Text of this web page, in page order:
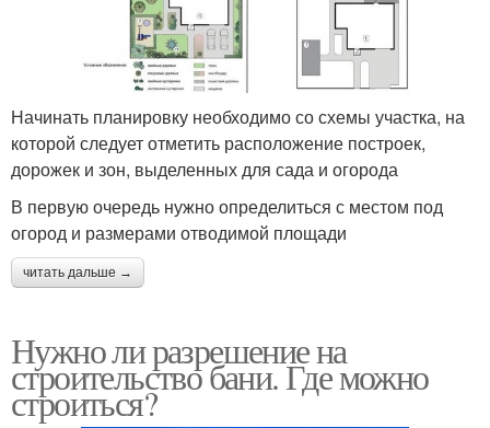
Начинать планировку необходимо со схемы участка, на
которой следует отметить расположение построек,
дорожек и зон, выделенных для сада и огорода
В первую очередь нужно определиться с местом под
огород и размерами отводимой площади
читать дальше →
Нужно ли разрешение на
строительство бани. Где можно
строиться?